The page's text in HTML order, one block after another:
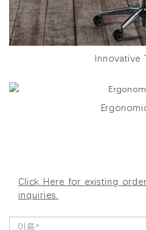
Innovative
Click Here for existing
inquiries.